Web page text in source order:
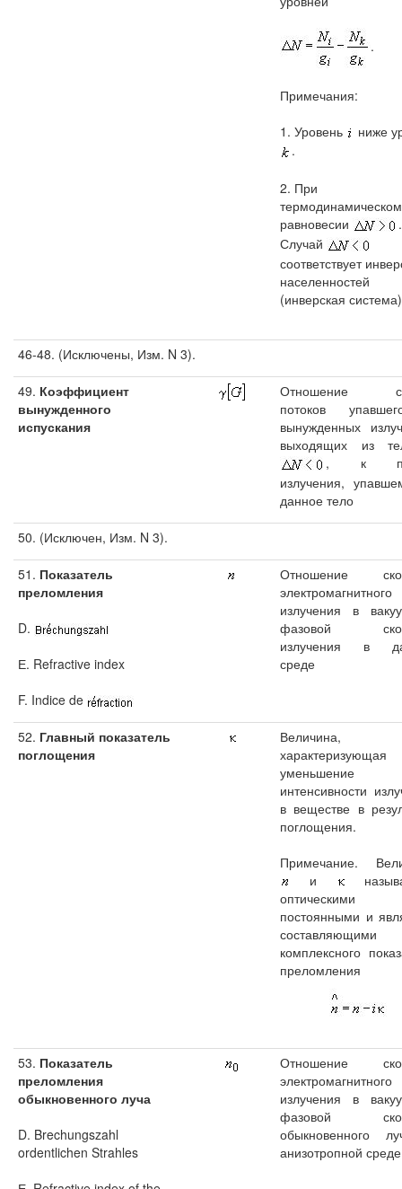
.
Примечания:
1. Уровень
ниже
.
2. При
термодинамическом
равновесии
.
Случай
соответствует
населенностей
(инверская система)
46-48. (Исключены, Изм. N 3).
49. Коэффициент
вынужденного
испускания
Отношение
потоков
вынужденных
выходящих из
, к
излучения,
данное тело
50. (Исключен, Изм. N 3).
51. Показатель
преломления
D.
Е. Refractive index
F. Indice de
Отношение
электромагнитного
излучения в
фазовой
излучения в
среде
52. Главный показатель
поглощения
Величина,
характеризующая
уменьшение
интенсивности
в веществе в
поглощения.
Примечание.
и
оптическими
постоянными и
составляющими
комплексного
преломления
53. Показатель
преломления
обыкновенного луча
D. Brechungszahl
ordentlichen Strahles
Отношение
электромагнитного
излучения в
фазовой
обыкновенного
анизотропной среде